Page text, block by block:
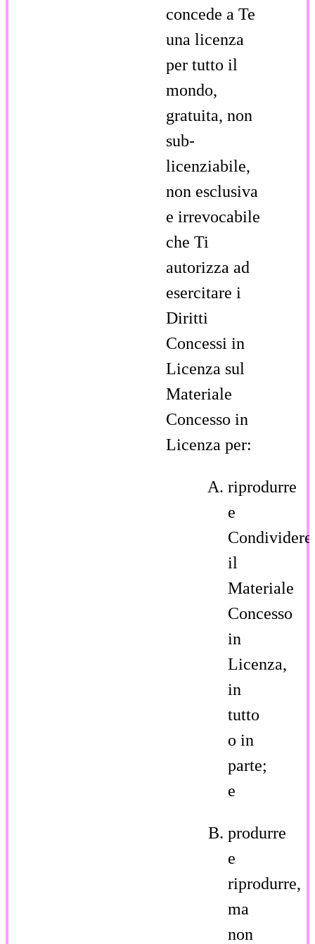
concede a Te
una licenza
per tutto il
mondo,
gratuita, non
sub-
licenziabile,
non esclusiva
e irrevocabile
che Ti
autorizza ad
esercitare i
Diritti
Concessi in
Licenza sul
Materiale
Concesso in
Licenza per:
riprodurre
e
Condividere
il
Materiale
Concesso
in
Licenza,
in
tutto
o in
parte;
e
produrre
e
riprodurre,
ma
non